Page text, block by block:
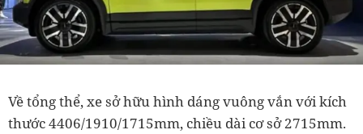
Về tổng thể, xe sở hữu hình dáng vuông vắn với kích
thước 4406/1910/1715mm, chiều dài cơ sở 2715mm.